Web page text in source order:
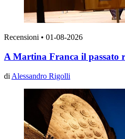
Recensioni • 01-08-2026
A Martina Franca il passato
di Alessandro Rigolli